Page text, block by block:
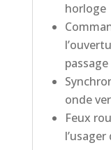
horloge
onde
Feux